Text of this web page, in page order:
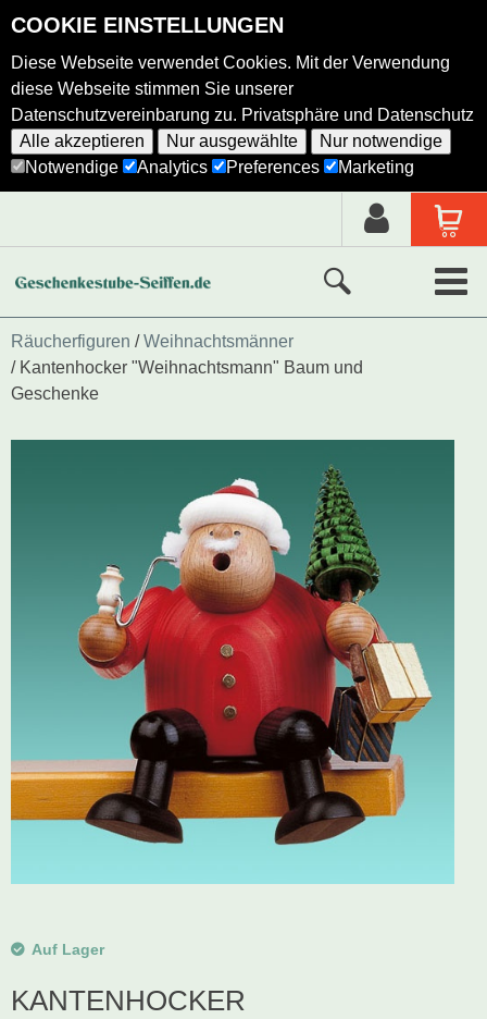
COOKIE EINSTELLUNGEN
Diese Webseite verwendet Cookies. Mit der Verwendung
diese Webseite stimmen Sie unserer
Datenschutzvereinbarung zu. Privatsphäre und Datenschutz
Alle akzeptieren
Nur ausgewählte
Nur notwendige
Notwendige
Analytics Preferences Marketing
Neue Produkte
Ausgewählte Produkte
Alle Produkte
Holzkunst nach Hersteller
Räucherfiguren
Pyramiden
Räucherfiguren
Weihnachtsmänner
Kantenhocker "Weihnachtsmann" Baum und
Geschenke
Auf Lager
KANTENHOCKER